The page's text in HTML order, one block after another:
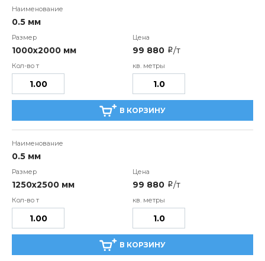
0.5 мм
1000х2000 мм 99 880 i/т
В КОРЗИНУ
0.5 мм
1250х2500 мм 99 880 i/т
В КОРЗИНУ